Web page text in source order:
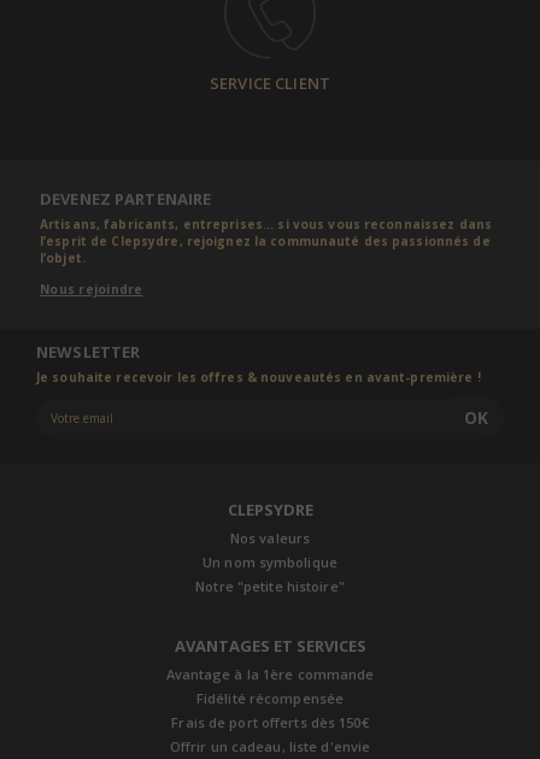
SERVICE CLIENT
DEVENEZ PARTENAIRE
Artisans, fabricants, entreprises... si vous vous reconnaissez dans
l’esprit de Clepsydre, rejoignez la communauté des passionnés de
l’objet.
Nous rejoindre
NEWSLETTER
Je souhaite recevoir les offres & nouveautés en avant-première !
OK
CLEPSYDRE
Nos valeurs
Un nom symbolique
Notre "petite histoire"
AVANTAGES ET SERVICES
Avantage à la 1ère commande
Fidélité récompensée
Frais de port offerts dès 150€
Offrir un cadeau, liste d'envie